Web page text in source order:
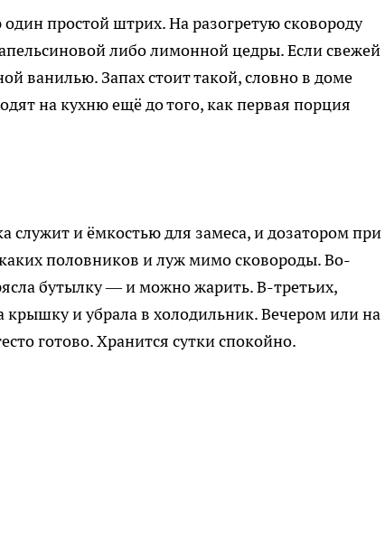
простой штрих. На разогретую сковороду
либо лимонной цедры. Если свежей
ванилью. Запах стоит такой, словно в доме
на кухню ещё до того, как первая порция
служит и ёмкостью для замеса, и дозатором при
половников и луж мимо сковороды. Во-
бутылку — и можно жарить. В-третьих,
крышку и убрала в холодильник. Вечером или на
готово. Хранится сутки спокойно.